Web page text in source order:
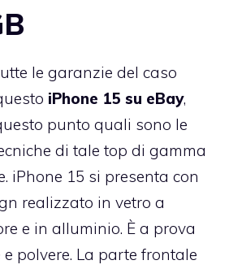
le garanzie del caso
iPhone 15 su eBay,
punto quali sono le
di tale top di gamma
iPhone 15 si presenta con
realizzato in vetro a
e in alluminio. È a prova
polvere. La parte frontale